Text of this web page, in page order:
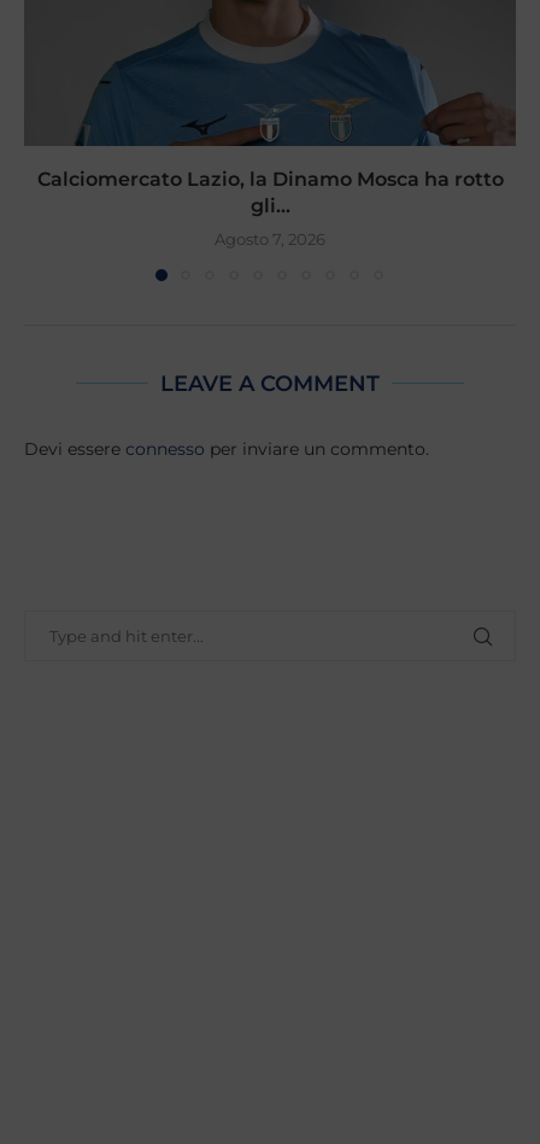
Calciomercato Lazio, la Dinamo Mosca ha rotto
gli...
Agosto 7, 2026
LEAVE A COMMENT
Devi essere connesso per inviare un commento.